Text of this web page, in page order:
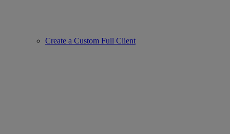
Create a Custom Full Client